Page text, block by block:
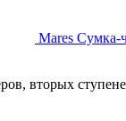
Mares Сумка-
вторых